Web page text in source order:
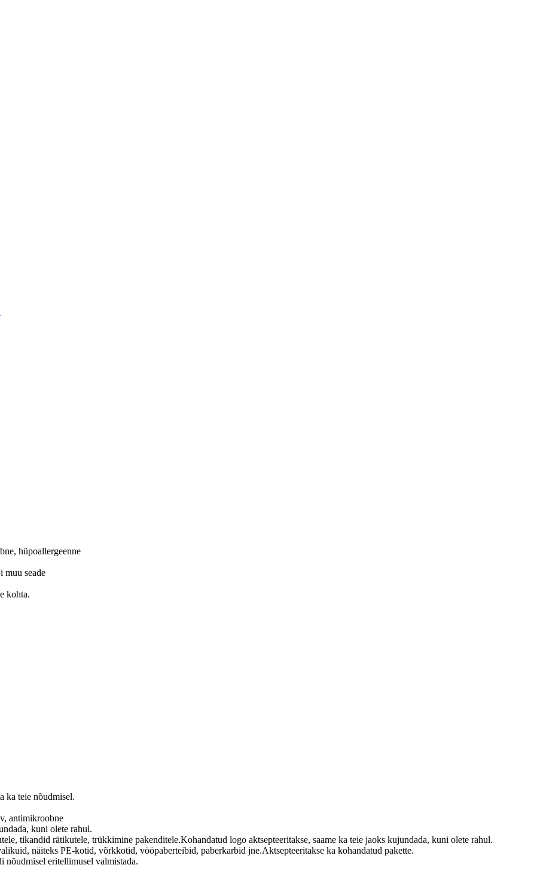
hüpoallergeenne
muu seade
kohta.
ka teie nõudmisel.
antimikroobne
kuni olete rahul.
tikandid rätikutele, trükkimine pakenditele.Kohandatud logo aktsepteeritakse, saame ka teie jaoks kujundada, kuni olete rahul.
näiteks PE-kotid, võrkkotid, vööpaberteibid, paberkarbid jne.Aktsepteeritakse ka kohandatud pakette.
nõudmisel eritellimusel valmistada.